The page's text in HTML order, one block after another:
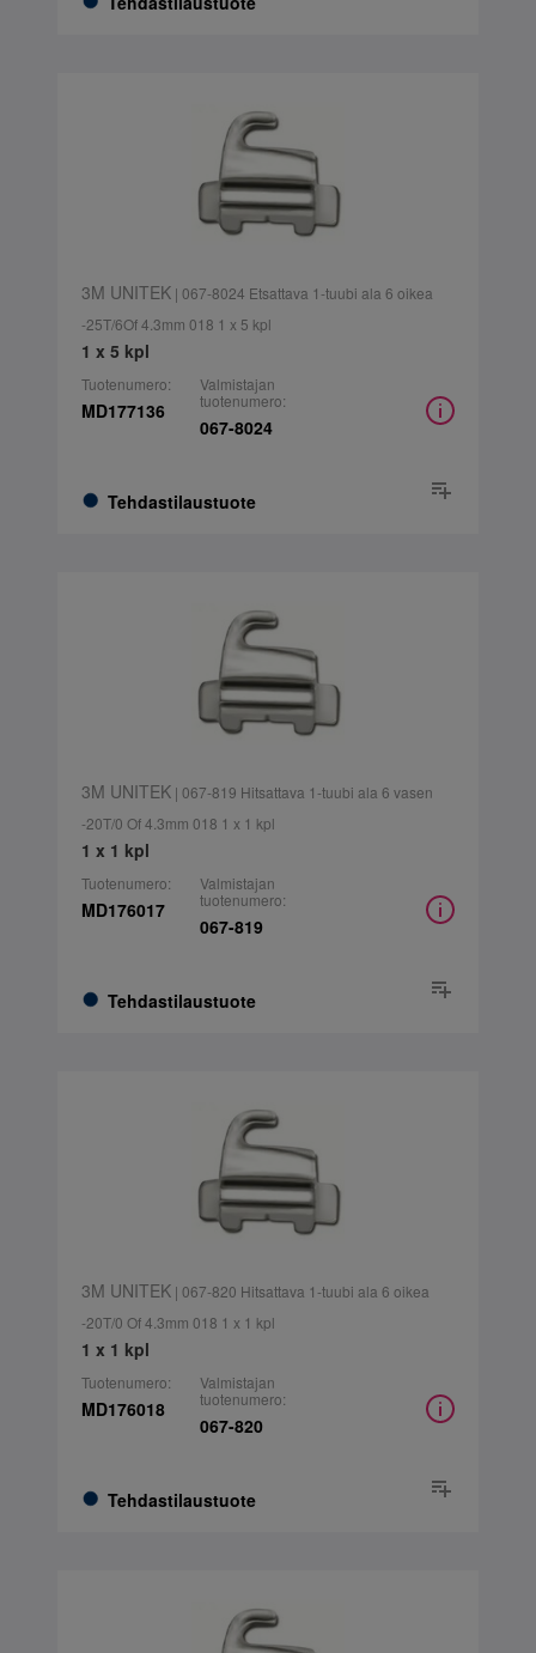
3M UNITEK| 067-8024 Etsattava 1-tuubi ala 6 oikea
-25T/6Of 4.3mm 018 1 x 5 kpl
1 x 5 kpl
Tuotenumero:
MD177136
Tehdastilaustuote
Valmistajan
tuotenumero:
067-8024
3M UNITEK| 067-819 Hitsattava 1-tuubi ala 6 vasen
-20T/0 Of 4.3mm 018 1 x 1 kpl
1 x 1 kpl
Tuotenumero:
MD176017
Tehdastilaustuote
Valmistajan
tuotenumero:
067-819
3M UNITEK| 067-820 Hitsattava 1-tuubi ala 6 oikea
-20T/0 Of 4.3mm 018 1 x 1 kpl
1 x 1 kpl
Tuotenumero:
MD176018
Tehdastilaustuote
Valmistajan
tuotenumero:
067-820